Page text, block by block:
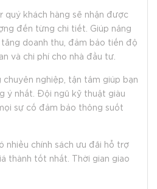
khách hàng sẽ nhận được
đến từng chi tiết. Giúp nâng
tăng doanh thu, đảm bảo tiến độ
và chi phí cho nhà đầu tư.
nghiệp, tận tâm giúp bạn
ý nhất. Đội ngũ kỹ thuật giàu
sự cố đảm bảo thông suốt
nhiều chính sách ưu đãi hỗ trợ
thành tốt nhất. Thời gian giao